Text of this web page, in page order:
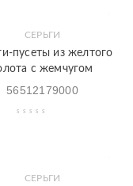
СЕРЬГИ
пусеты из желтого
с жемчугом
56512179000
СЕРЬГИ